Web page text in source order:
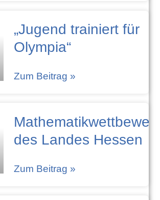
„Jugend trainiert für
Olympia“
Zum Beitrag »
des Landes Hessen
Zum Beitrag »